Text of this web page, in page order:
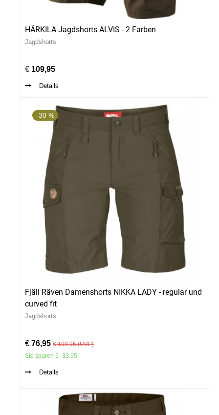
HÄRKILA Jagdshorts ALVIS - 2 Farben
Jagdshorts
€ 109,95
Details
-30 %
Fjäll Räven Damenshorts NIKKA LADY - regular und
curved fit
Jagdshorts
€ 76,95 € 109.95 (UVP)
Sie sparen € -33.95
Details